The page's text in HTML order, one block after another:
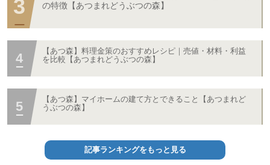
の特徴【あつまれどうぶつの森】
【あつ森】料理金策のおすすめレシピ｜売値・材料・利益
を比較【あつまれどうぶつの森】
【あつ森】マイホームの建て方とできること【あつまれど
うぶつの森】
記事ランキングをもっと見る